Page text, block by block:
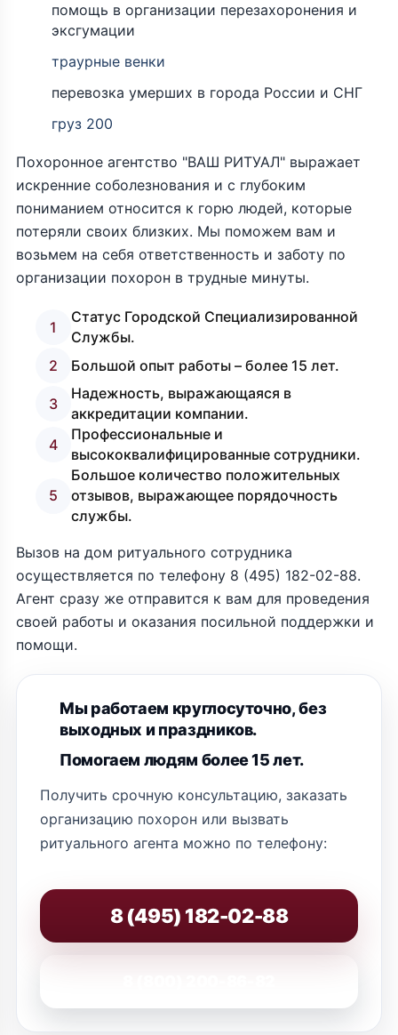
помощь в организации перезахоронения и
эксгумации
траурные венки
перевозка умерших в города России и СНГ
груз 200
Похоронное агентство "ВАШ РИТУАЛ" выражает
искренние соболезнования и с глубоким
пониманием относится к горю людей, которые
потеряли своих близких. Мы поможем вам и
возьмем на себя ответственность и заботу по
организации похорон в трудные минуты.
1
Статус Городской Специализированной
Службы.
2
Большой опыт работы – более 15 лет.
3
Надежность, выражающаяся в
аккредитации компании.
4
Профессиональные и
высококвалифицированные сотрудники.
5
Большое количество положительных
отзывов, выражающее порядочность
службы.
Вызов на дом ритуального сотрудника
осуществляется по телефону 8 (495) 182-02-88.
Агент сразу же отправится к вам для проведения
своей работы и оказания посильной поддержки и
помощи.
Мы работаем круглосуточно, без
выходных и праздников.
Помогаем людям более 15 лет.
Получить срочную консультацию, заказать
организацию похорон или вызвать
ритуального агента можно по телефону:
8 (495) 182-02-88